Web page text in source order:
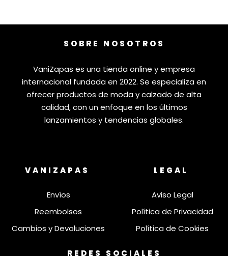
SOBRE NOSOTROS
VaniZapas es una tienda online y empresa
internacional fundada en 2022. Se especializa en
ofrecer productos de moda y calzado de alta
calidad, con un enfoque en los últimos
lanzamientos y tendencias globales.
VANIZAPAS
Envíos
Reembolsos
Cambios y Devoluciones
LEGAL
Aviso Legal
Política de Privacidad
Política de Cookies
REDES SOCIALES